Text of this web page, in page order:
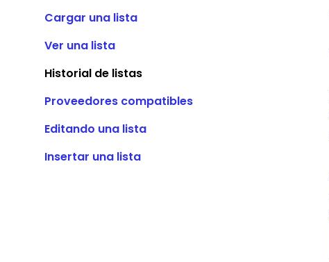
Cargar una lista
Ver una lista
Historial de listas
Proveedores compatibles
Editando una lista
Insertar una lista